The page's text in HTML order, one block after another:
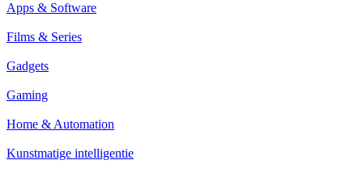
Apps & Software
Films & Series
Gadgets
Gaming
Home & Automation
Kunstmatige intelligentie